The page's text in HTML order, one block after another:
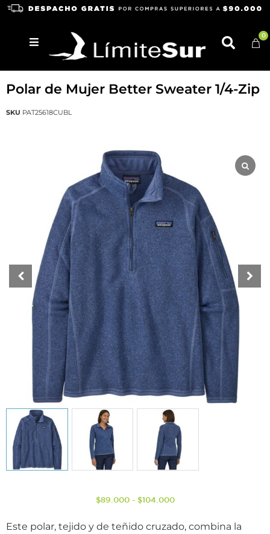
0
PATAGONIA
Polar de Mujer Better Sweater 1/4-Zip
SKU PAT25618CUBL
$89.000 - $104.000
Este polar, tejido y de teñido cruzado, combina la